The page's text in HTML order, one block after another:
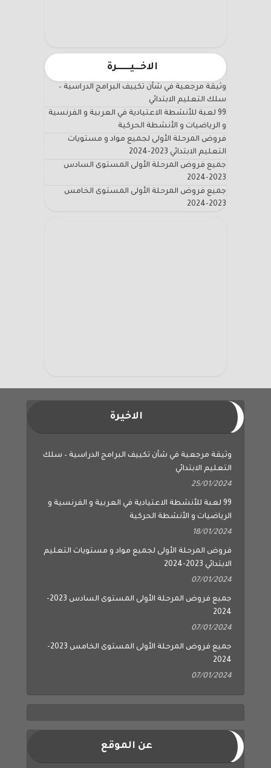
الاخـــيـــــــرة
وثيقة مرجعية في شأن تكييف البرامج الدراسية –
سلك التعليم الابتدائي
99 لعبة للأنشطة الاعتيادية في العربية و الفرنسية
و الرياضيات و الأنشطة الحركية
فروض المرحلة الأولى لجميع مواد و مستويات
التعليم الابتدائي 2023-2024
جميع فروض المرحلة الأولى المستوى السادس
2023-2024
جميع فروض المرحلة الأولى المستوى الخامس
2023-2024
الاخيرة
وثيقة مرجعية في شأن تكييف البرامج الدراسية – سلك
التعليم الابتدائي
25/01/2024
99 لعبة للأنشطة الاعتيادية في العربية و الفرنسية و
الرياضيات و الأنشطة الحركية
18/01/2024
فروض المرحلة الأولى لجميع مواد و مستويات التعليم
الابتدائي 2023-2024
07/01/2024
جميع فروض المرحلة الأولى المستوى السادس 2023-
2024
07/01/2024
جميع فروض المرحلة الأولى المستوى الخامس 2023-
2024
07/01/2024
عن الموقع